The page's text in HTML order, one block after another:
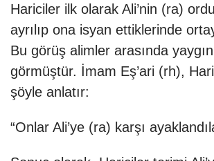
Hariciler ilk olarak Ali’nin (ra)
ayrılıp ona isyan ettiklerinde
Bu görüş alimler arasında
görmüştür. İmam Eş’ari (rh),
şöyle anlatır:
“Onlar Ali’ye (ra) karşı